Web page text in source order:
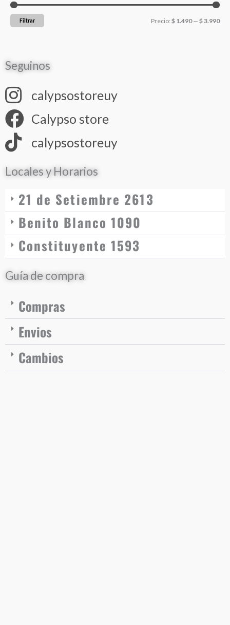
Filtrar Precio: $ 1.490— $ 3.990
Seguinos
calypsostoreuy
Calypso store
calypsostoreuy
Locales y Horarios
21 de Setiembre 2613
Benito Blanco 1090
Constituyente 1593
Guía de compra
Compras
Envios
Cambios